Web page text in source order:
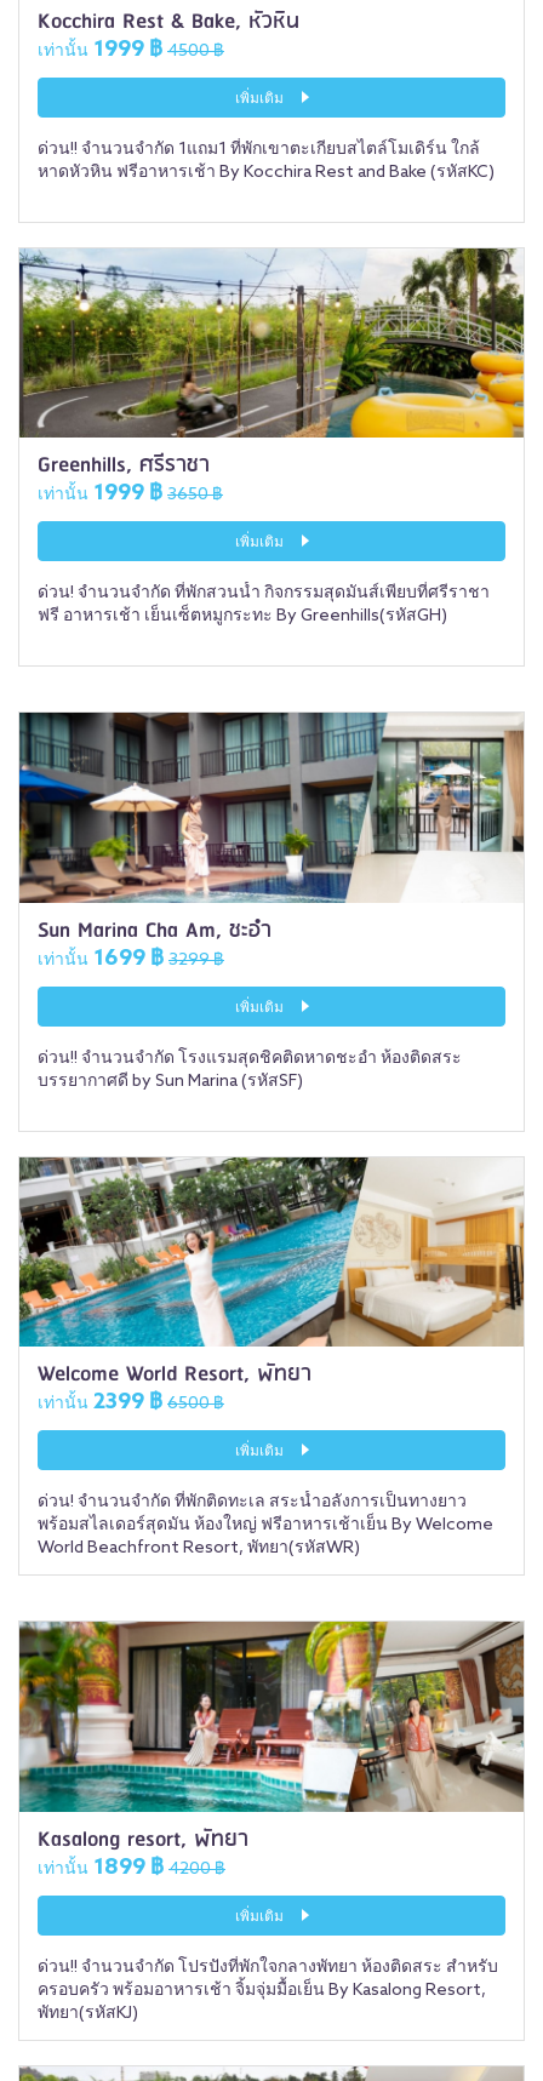
Kocchira Rest & Bake, หัวหิน
เท่านั้น 1999 ฿ 4500 ฿
เพิ่มเติม
ด่วน!! จำนวนจำกัด 1แถม1 ที่พักเขาตะเกียบสไตล์โมเดิร์น ใกล้
หาดหัวหิน ฟรีอาหารเช้า By Kocchira Rest and Bake (รหัสKC)
Greenhills, ศรีราชา
เท่านั้น 1999 ฿ 3650 ฿
เพิ่มเติม
ด่วน! จำนวนจำกัด ที่พักสวนน้ำ กิจกรรมสุดมันส์เพียบที่ศรีราชา
ฟรี อาหารเช้า เย็นเซ็ตหมูกระทะ By Greenhills(รหัสGH)
Sun Marina Cha Am, ชะอำ
เท่านั้น 1699 ฿ 3299 ฿
เพิ่มเติม
ด่วน!! จำนวนจำกัด โรงแรมสุดชิคติดหาดชะอำ ห้องติดสระ
บรรยากาศดี by Sun Marina (รหัสSF)
Welcome World Resort, พัทยา
เท่านั้น 2399 ฿ 6500 ฿
เพิ่มเติม
ด่วน! จำนวนจำกัด ที่พักติดทะเล สระน้ำอลังการเป็นทางยาว
พร้อมสไลเดอร์สุดมัน ห้องใหญ่ ฟรีอาหารเช้าเย็น By Welcome
World Beachfront Resort, พัทยา(รหัสWR)
Kasalong resort, พัทยา
เท่านั้น 1899 ฿ 4200 ฿
เพิ่มเติม
ด่วน!! จำนวนจำกัด โปรปังที่พักใจกลางพัทยา ห้องติดสระ สำหรับ
ครอบครัว พร้อมอาหารเช้า จิ้มจุ่มมื้อเย็น By Kasalong Resort,
พัทยา(รหัสKJ)